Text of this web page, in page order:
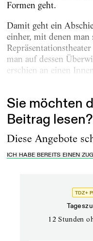
Formen geht.
Damit geht ein
einher, mit denen man
man auf dessen
erschien an einen
Sie möchten
Beitrag lesen?
Diese Angebote
ICH HABE BEREITS EINEN
TDZ+
12 Stunden